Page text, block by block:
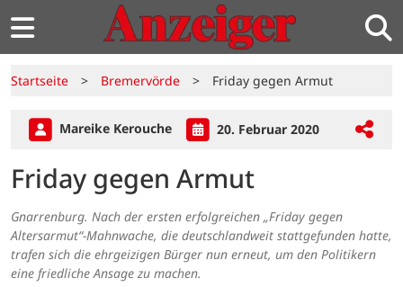
Startseite > Bremervörde > Friday gegen Armut
Mareike Kerouche 20. Februar 2020
Friday gegen Armut
Gnarrenburg. Nach der ersten erfolgreichen „Friday gegen
Altersarmut“-Mahnwache, die deutschlandweit stattgefunden hatte,
trafen sich die ehrgeizigen Bürger nun erneut, um den Politikern
eine friedliche Ansage zu machen.